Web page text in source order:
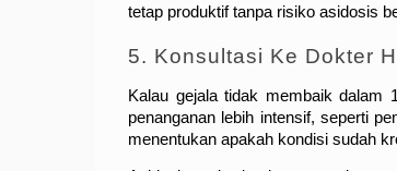
tetap produktif tanpa risiko asidosis
5. Konsultasi Ke Dokter
Kalau gejala tidak membaik dalam
penanganan lebih intensif, seperti
menentukan apakah kondisi sudah